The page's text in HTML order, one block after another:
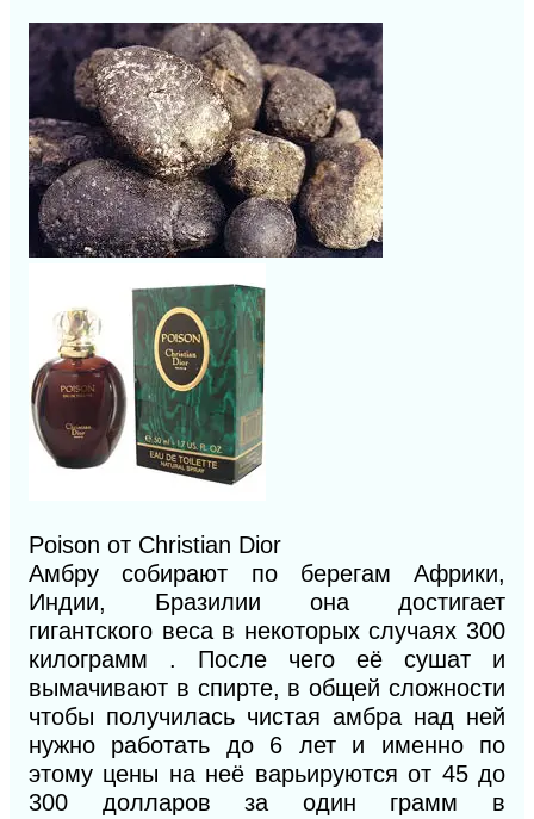
Poison от Christian Dior
Амбру собирают по берегам Африки,
Индии, Бразилии она достигает
гигантского веса в некоторых случаях 300
килограмм . После чего её сушат и
вымачивают в спирте, в общей сложности
чтобы получилась чистая амбра над ней
нужно работать до 6 лет и именно по
этому цены на неё варьируются от 45 до
300 долларов за один грамм в